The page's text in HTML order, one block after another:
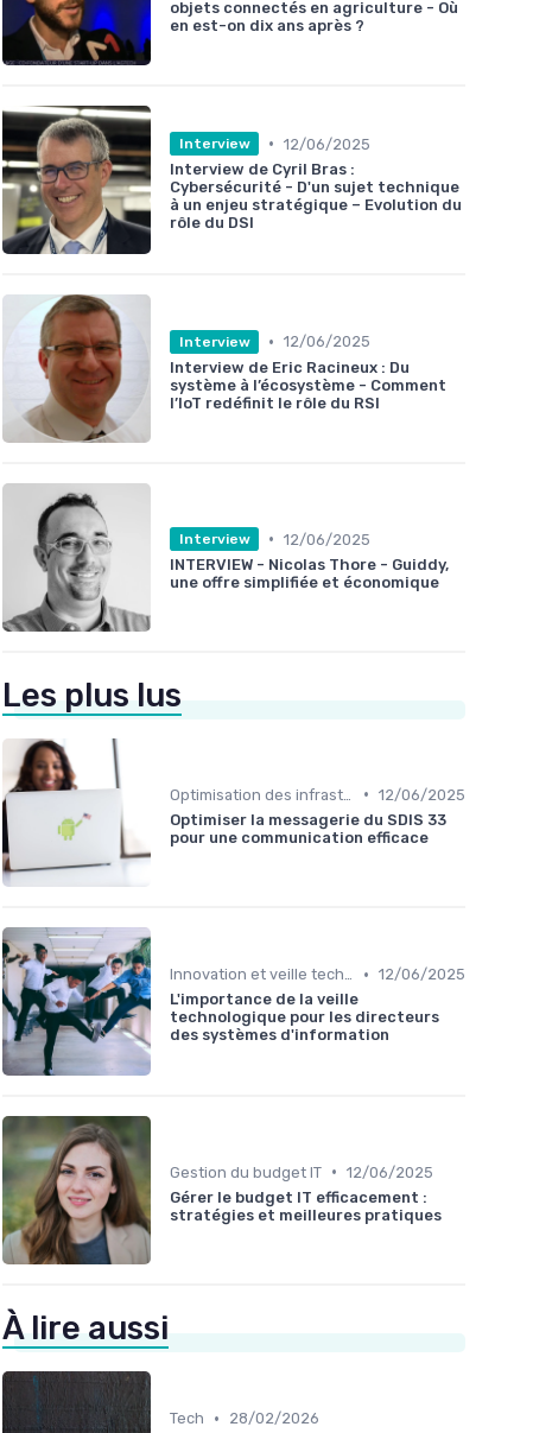
objets connectés en agriculture - Où
en est-on dix ans après ?
Interview • 12/06/2025
Interview de Cyril Bras :
Cybersécurité - D'un sujet technique
à un enjeu stratégique – Evolution du
rôle du DSI
Interview • 12/06/2025
Interview de Eric Racineux : Du
système à l’écosystème - Comment
l’IoT redéfinit le rôle du RSI
Interview • 12/06/2025
INTERVIEW - Nicolas Thore - Guiddy,
une offre simplifiée et économique
Les plus lus
• 12/06/2025
Optimiser la messagerie du SDIS 33
pour une communication efficace
Innovation et veille technologique • 12/06/2025
L'importance de la veille
technologique pour les directeurs
des systèmes d'information
Gestion du budget IT • 12/06/2025
Gérer le budget IT efficacement :
stratégies et meilleures pratiques
À lire aussi
Tech •
28/02/2026